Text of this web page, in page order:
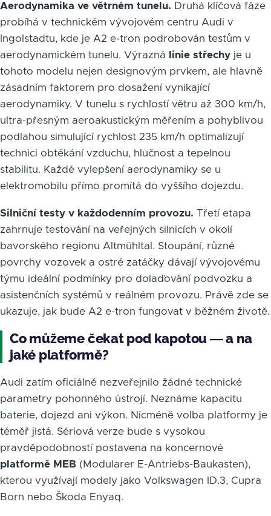
Aerodynamika ve větrném tunelu. Druhá klíčová fáze
probíhá v technickém vývojovém centru Audi v
Ingolstadtu, kde je A2 e-tron podrobován testům v
aerodynamickém tunelu. Výrazná
linie střechy je u
tohoto modelu nejen designovým prvkem, ale hlavně
zásadním faktorem pro dosažení vynikající
aerodynamiky. V tunelu s rychlostí větru až 300 km/h,
ultra-přesným aeroakustickým měřením a pohyblivou
podlahou simulující rychlost 235 km/h optimalizují
technici obtékání vzduchu, hlučnost a tepelnou
stabilitu. Každé vylepšení aerodynamiky se u
elektromobilu přímo promítá do vyššího dojezdu.
Silniční testy v každodenním provozu. Třetí etapa
zahrnuje testování na veřejných silnicích v okolí
bavorského regionu Altmühltal. Stoupání, různé
povrchy vozovek a ostré zatáčky dávají vývojovému
týmu ideální podmínky pro dolaďování podvozku a
asistenčních systémů v reálném provozu. Právě zde se
ukazuje, jak bude A2 e-tron fungovat v běžném životě.
Co můžeme čekat pod kapotou — a na
jaké platformě?
Audi zatím oficiálně nezveřejnilo žádné technické
parametry pohonného ústrojí. Neznáme kapacitu
baterie, dojezd ani výkon. Nicméně volba platformy je
téměř jistá. Sériová verze bude s vysokou
pravděpodobností postavena na koncernové
platformě MEB (Modularer E-Antriebs-Baukasten),
kterou využívají modely jako Volkswagen ID.3, Cupra
Born nebo Škoda Enyaq.